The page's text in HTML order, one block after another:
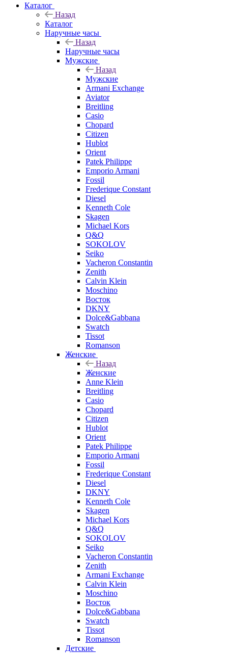
Каталог
Назад
Каталог
Наручные часы
Назад
Наручные часы
Мужские
Назад
Мужские
Armani Exchange
Aviator
Breitling
Casio
Chopard
Citizen
Hublot
Orient
Patek Philippe
Emporio Armani
Fossil
Frederique Constant
Diesel
Kenneth Cole
Skagen
Michael Kors
Q&Q
SOKOLOV
Seiko
Vacheron Constantin
Zenith
Calvin Klein
Moschino
Восток
DKNY
Dolce&Gabbana
Swatch
Tissot
Romanson
Женские
Назад
Женские
Anne Klein
Breitling
Casio
Chopard
Citizen
Hublot
Orient
Patek Philippe
Emporio Armani
Fossil
Frederique Constant
Diesel
DKNY
Kenneth Cole
Skagen
Michael Kors
Q&Q
SOKOLOV
Seiko
Vacheron Constantin
Zenith
Armani Exchange
Calvin Klein
Moschino
Восток
Dolce&Gabbana
Swatch
Tissot
Romanson
Детские